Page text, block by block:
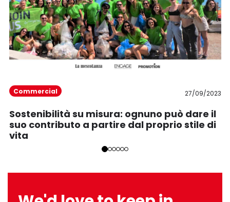
Commercial 27/09/2023
Sostenibilità su misura: ognuno può dare il
suo contributo a partire dal proprio stile di
vita